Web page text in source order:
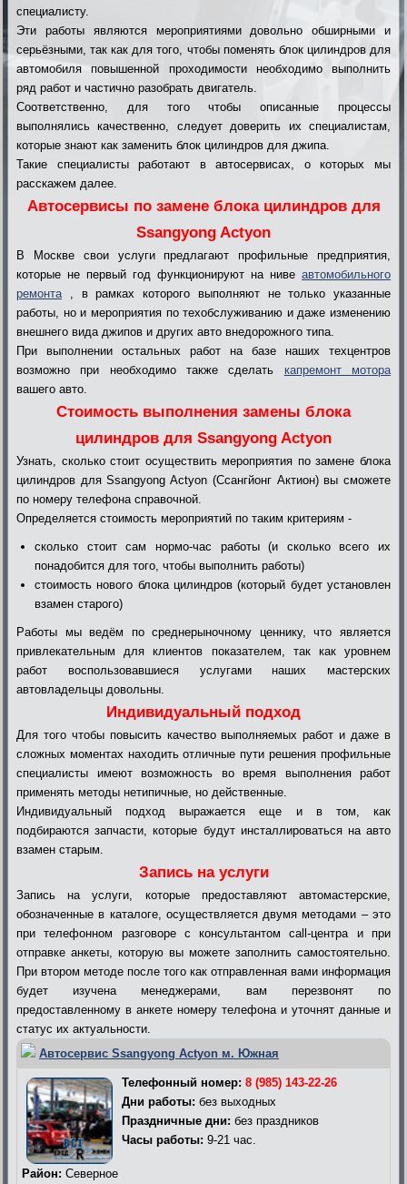
специалисту.
Эти работы являются мероприятиями довольно обширными и
серьёзными, так как для того, чтобы поменять блок цилиндров для
автомобиля повышенной проходимости необходимо выполнить
ряд работ и частично разобрать двигатель.
Соответственно, для того чтобы описанные процессы
выполнялись качественно, следует доверить их специалистам,
которые знают как заменить блок цилиндров для джипа.
Такие специалисты работают в автосервисах, о которых мы
расскажем далее.
Автосервисы по замене блока цилиндров для
Ssangyong Actyon
В Москве свои услуги предлагают профильные предприятия,
которые не первый год функционируют на ниве автомобильного
ремонта , в рамках которого выполняют не только указанные
работы, но и мероприятия по техобслуживанию и даже изменению
внешнего вида джипов и других авто внедорожного типа.
При выполнении остальных работ на базе наших техцентров
возможно при необходимо также сделать капремонт мотора
вашего авто.
Стоимость выполнения замены блока
цилиндров для Ssangyong Actyon
Узнать, сколько стоит осуществить мероприятия по замене блока
цилиндров для Ssangyong Actyon (Ссангйонг Актион) вы сможете
по номеру телефона справочной.
Определяется стоимость мероприятий по таким критериям -
сколько стоит сам нормо-час работы (и сколько всего их
понадобится для того, чтобы выполнить работы)
стоимость нового блока цилиндров (который будет установлен
взамен старого)
Работы мы ведём по среднерыночному ценнику, что является
привлекательным для клиентов показателем, так как уровнем
работ воспользовавшиеся услугами наших мастерских
автовладельцы довольны.
Индивидуальный подход
Для того чтобы повысить качество выполняемых работ и даже в
сложных моментах находить отличные пути решения профильные
специалисты имеют возможность во время выполнения работ
применять методы нетипичные, но действенные.
Индивидуальный подход выражается еще и в том, как
подбираются запчасти, которые будут инсталлироваться на авто
взамен старым.
Запись на услуги
Запись на услуги, которые предоставляют автомастерские,
обозначенные в каталоге, осуществляется двумя методами – это
при телефонном разговоре с консультантом call-центра и при
отправке анкеты, которую вы можете заполнить самостоятельно.
При втором методе после того как отправленная вами информация
будет изучена менеджерами, вам перезвонят по
предоставленному в анкете номеру телефона и уточнят данные и
статус их актуальности.
Автосервис Ssangyong Actyon м. Южная
Телефонный номер: 8 (985) 143-22-26
Дни работы: без выходных
Праздничные дни: без праздников
Часы работы: 9-21 час.
Район: Северное